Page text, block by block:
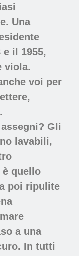
Una
e il 1955,
viola.
voi per
Gli
lavabili,
quello
poi ripulite
a una
In tutti